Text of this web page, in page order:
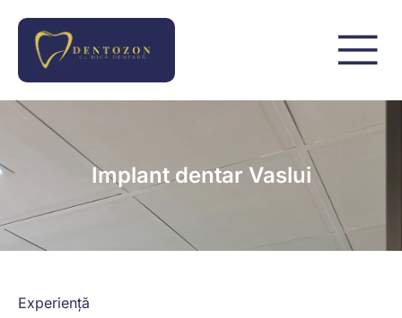
Implant dentar Vaslui
Experiență